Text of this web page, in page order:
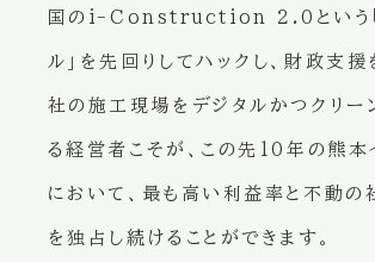
国のi-Construction 2.0という「
ル」を先回りしてハックし、財政支援
社の施工現場をデジタルかつクリー
る経営者こそが、この先10年の熊本
において、最も高い利益率と不動の
を独占し続けることができます。